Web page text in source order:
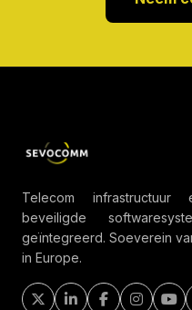
Telecom infrastructuur
beveiligde
geïntegreerd. Soeverein
in Europe.